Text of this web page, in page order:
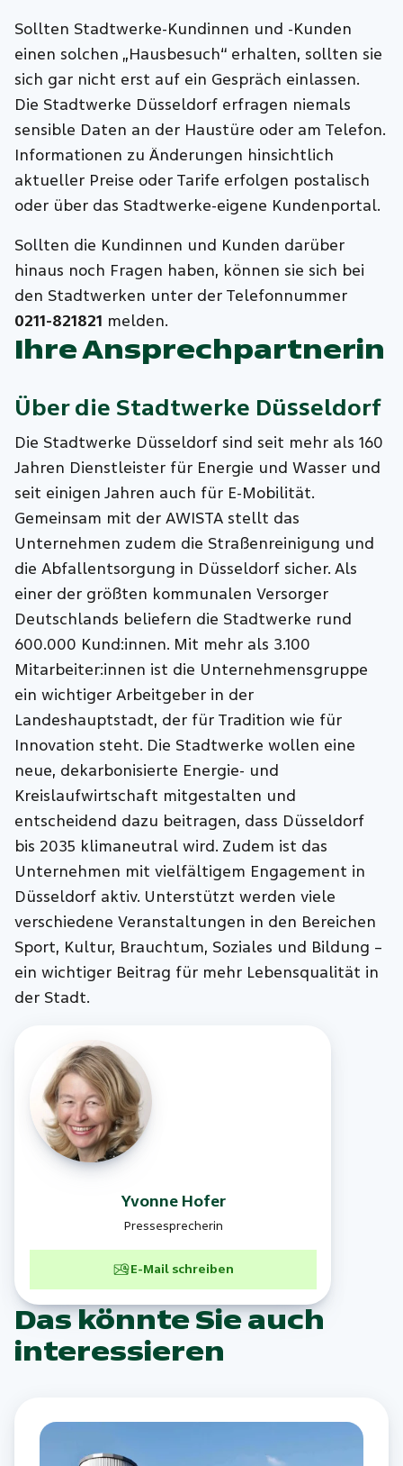
Sollten Stadtwerke-Kundinnen und -Kunden
einen solchen „Hausbesuch“ erhalten, sollten sie
sich gar nicht erst auf ein Gespräch einlassen.
Die Stadtwerke Düsseldorf erfragen niemals
sensible Daten an der Haustüre oder am Telefon.
Informationen zu Änderungen hinsichtlich
aktueller Preise oder Tarife erfolgen postalisch
oder über das Stadtwerke-eigene Kundenportal.
Sollten die Kundinnen und Kunden darüber
hinaus noch Fragen haben, können sie sich bei
den Stadtwerken unter der Telefonnummer
0211-821821 melden.
Ihre Ansprechpartnerin
Yvonne Hofer
Pressesprecherin
E-Mail schreiben
Über die Stadtwerke Düsseldorf
Die Stadtwerke Düsseldorf sind seit mehr als 160
Jahren Dienstleister für Energie und Wasser und
seit einigen Jahren auch für E-Mobilität.
Gemeinsam mit der AWISTA stellt das
Unternehmen zudem die Straßenreinigung und
die Abfallentsorgung in Düsseldorf sicher. Als
einer der größten kommunalen Versorger
Deutschlands beliefern die Stadtwerke rund
600.000 Kund:innen. Mit mehr als 3.100
Mitarbeiter:innen ist die Unternehmensgruppe
ein wichtiger Arbeitgeber in der
Landeshauptstadt, der für Tradition wie für
Innovation steht. Die Stadtwerke wollen eine
neue, dekarbonisierte Energie- und
Kreislaufwirtschaft mitgestalten und
entscheidend dazu beitragen, dass Düsseldorf
bis 2035 klimaneutral wird. Zudem ist das
Unternehmen mit vielfältigem Engagement in
Düsseldorf aktiv. Unterstützt werden viele
verschiedene Veranstaltungen in den Bereichen
Sport, Kultur, Brauchtum, Soziales und Bildung –
ein wichtiger Beitrag für mehr Lebensqualität in
der Stadt.
Das könnte Sie auch
interessieren